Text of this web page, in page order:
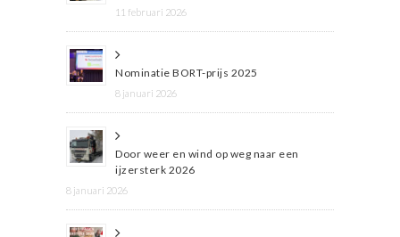
11 februari 2026
Nominatie BORT-prijs 2025
8 januari 2026
Door weer en wind op weg naar een
ijzersterk 2026
8 januari 2026